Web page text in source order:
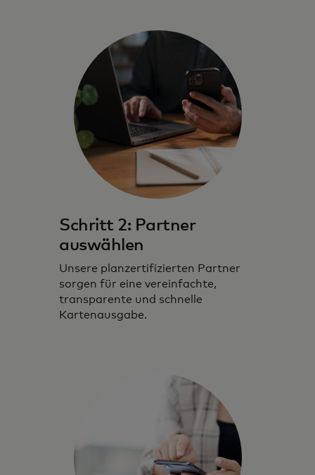
Schritt 2: Partner
auswählen
Unsere planzertifizierten Partner
sorgen für eine vereinfachte,
transparente und schnelle
Kartenausgabe.